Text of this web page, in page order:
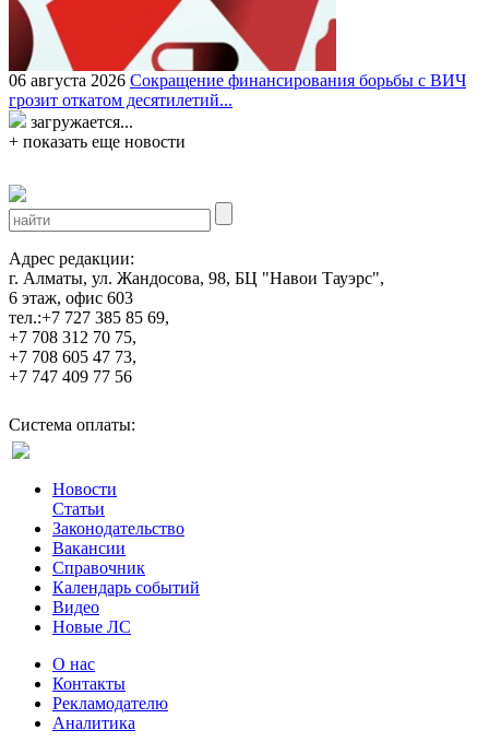
06 августа 2026 Сокращение финансирования борьбы с ВИЧ
грозит откатом десятилетий...
загружается...
+ показать еще новости
Адрес редакции:
г. Алматы, ул. Жандосова, 98, БЦ "Навои Тауэрс",
6 этаж, офис 603
тел.:+7 727 385 85 69,
+7 708 312 70 75,
+7 708 605 47 73,
+7 747 409 77 56
Система оплаты:
Новости
Статьи
Законодательство
Вакансии
Справочник
Календарь событий
Видео
Новые ЛС
О нас
Контакты
Рекламодателю
Аналитика